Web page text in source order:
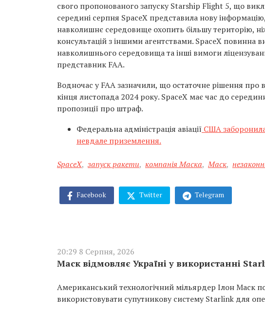
свого пропонованого запуску Starship Flight 5, що
середині серпня SpaceX представила нову
навколишнє середовище охопить більшу територію,
консультацій з іншими агентствами. SpaceX повинна
навколишнього середовища та інші вимоги
представник FAA.
Водночас у FAA зазначили, що остаточне рішення про
кінця листопада 2024 року. SpaceX має час до
пропозиції про штраф.
Федеральна адміністрація авіації США
невдале приземлення.
SpaceX, запуск ракети, компанія Маска, Маск,
Facebook Twitter Telegram
20:29 8 Серпня, 2026
Маск відмовляє Україні у використанні
Американський технологічний мільярдер Ілон Маск
використовувати супутникову систему Starlink для